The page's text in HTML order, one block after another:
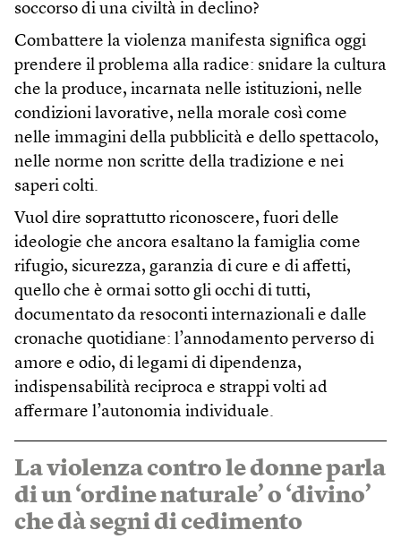
soccorso di una civiltà in declino?
Combattere la violenza manifesta significa oggi
prendere il problema alla radice: snidare la cultura
che la produce, incarnata nelle istituzioni, nelle
condizioni lavorative, nella morale così come
nelle immagini della pubblicità e dello spettacolo,
nelle norme non scritte della tradizione e nei
saperi colti.
Vuol dire soprattutto riconoscere, fuori delle
ideologie che ancora esaltano la famiglia come
rifugio, sicurezza, garanzia di cure e di affetti,
quello che è ormai sotto gli occhi di tutti,
documentato da resoconti internazionali e dalle
cronache quotidiane: l’annodamento perverso di
amore e odio, di legami di dipendenza,
indispensabilità reciproca e strappi volti ad
affermare l’autonomia individuale.
La violenza contro le donne parla
di un ‘ordine naturale’ o ‘divino’
che dà segni di cedimento